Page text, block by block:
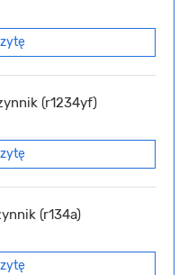
(r1234yf)
(r134a)